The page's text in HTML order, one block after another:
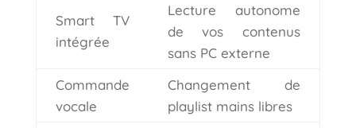
Smart TV
intégrée
Lecture autonome
de vos contenus
sans PC externe
Commande
vocale
Changement de
playlist mains libres